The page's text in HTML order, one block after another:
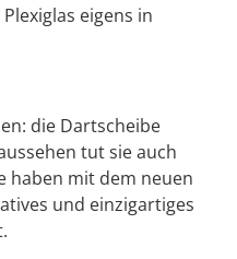
eigens in
die Dartscheibe
tut sie auch
haben mit dem neuen
und einzigartiges